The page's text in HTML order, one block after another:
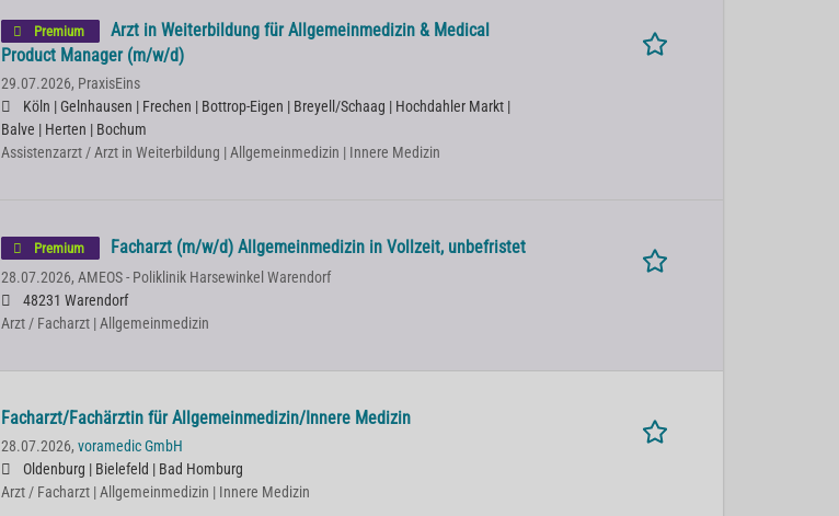
Premium
Arzt in Weiterbildung für Allgemeinmedizin & Medical
Product Manager (m/w/d)
29.07.2026, PraxisEins
Köln | Gelnhausen | Frechen | Bottrop-Eigen | Breyell/Schaag | Hochdahler Markt |
Balve | Herten | Bochum
Assistenzarzt / Arzt in Weiterbildung | Allgemeinmedizin | Innere Medizin
Premium Facharzt (m/w/d) Allgemeinmedizin in Vollzeit, unbefristet
28.07.2026, AMEOS - Poliklinik Harsewinkel Warendorf
48231 Warendorf
Arzt / Facharzt | Allgemeinmedizin
Facharzt/Fachärztin für Allgemeinmedizin/Innere Medizin
28.07.2026, voramedic GmbH
Oldenburg | Bielefeld | Bad Homburg
Arzt / Facharzt | Allgemeinmedizin | Innere Medizin